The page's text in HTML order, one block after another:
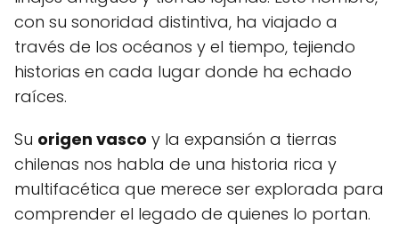
con su sonoridad distintiva, ha viajado a
través de los océanos y el tiempo, tejiendo
historias en cada lugar donde ha echado
raíces.
Su origen vasco y la expansión a tierras
chilenas nos habla de una historia rica y
multifacética que merece ser explorada para
comprender el legado de quienes lo portan.